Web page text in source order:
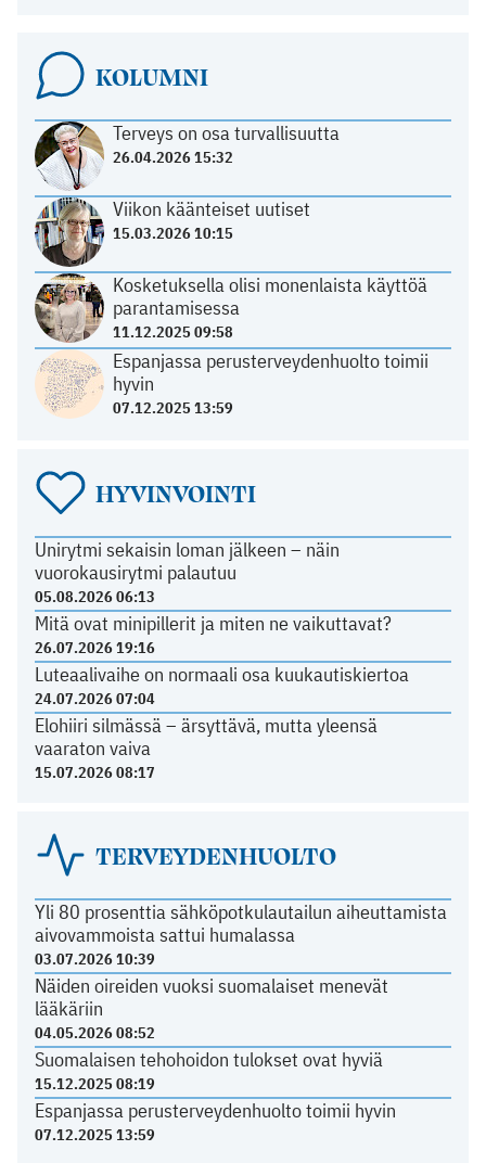
KOLUMNI
Terveys on osa turvallisuutta
26.04.2026 15:32
Viikon käänteiset uutiset
15.03.2026 10:15
Kosketuksella olisi monenlaista käyttöä
parantamisessa
11.12.2025 09:58
Espanjassa perusterveydenhuolto toimii
hyvin
07.12.2025 13:59
HYVINVOINTI
Unirytmi sekaisin loman jälkeen – näin
vuorokausirytmi palautuu
05.08.2026 06:13
Mitä ovat minipillerit ja miten ne vaikuttavat?
26.07.2026 19:16
Luteaalivaihe on normaali osa kuukautiskiertoa
24.07.2026 07:04
Elohiiri silmässä – ärsyttävä, mutta yleensä
vaaraton vaiva
15.07.2026 08:17
TERVEYDENHUOLTO
Yli 80 prosenttia sähköpotkulautailun aiheuttamista
aivovammoista sattui humalassa
03.07.2026 10:39
Näiden oireiden vuoksi suomalaiset menevät
lääkäriin
04.05.2026 08:52
Suomalaisen tehohoidon tulokset ovat hyviä
15.12.2025 08:19
Espanjassa perusterveydenhuolto toimii hyvin
07.12.2025 13:59